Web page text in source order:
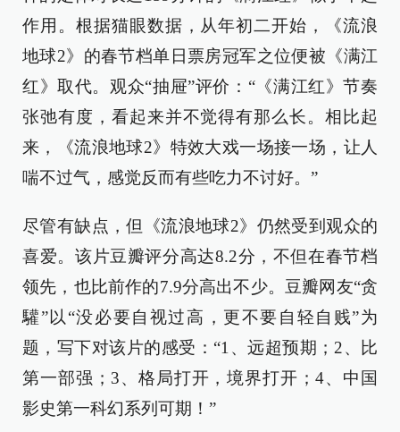
作用。根据猫眼数据，从年初二开始，《流浪
地球2》的春节档单日票房冠军之位便被《满江
红》取代。观众“抽屉”评价：“《满江红》节奏
张弛有度，看起来并不觉得有那么长。相比起
来，《流浪地球2》特效大戏一场接一场，让人
喘不过气，感觉反而有些吃力不讨好。”
尽管有缺点，但《流浪地球2》仍然受到观众的
喜爱。该片豆瓣评分高达8.2分，不但在春节档
领先，也比前作的7.9分高出不少。豆瓣网友“贪
驩”以“没必要自视过高，更不要自轻自贱”为
题，写下对该片的感受：“1、远超预期；2、比
第一部强；3、格局打开，境界打开；4、中国
影史第一科幻系列可期！”